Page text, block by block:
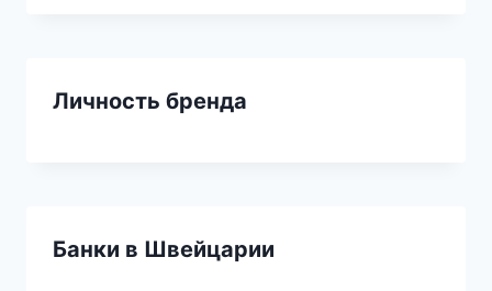
Личность бренда
Банки в Швейцарии